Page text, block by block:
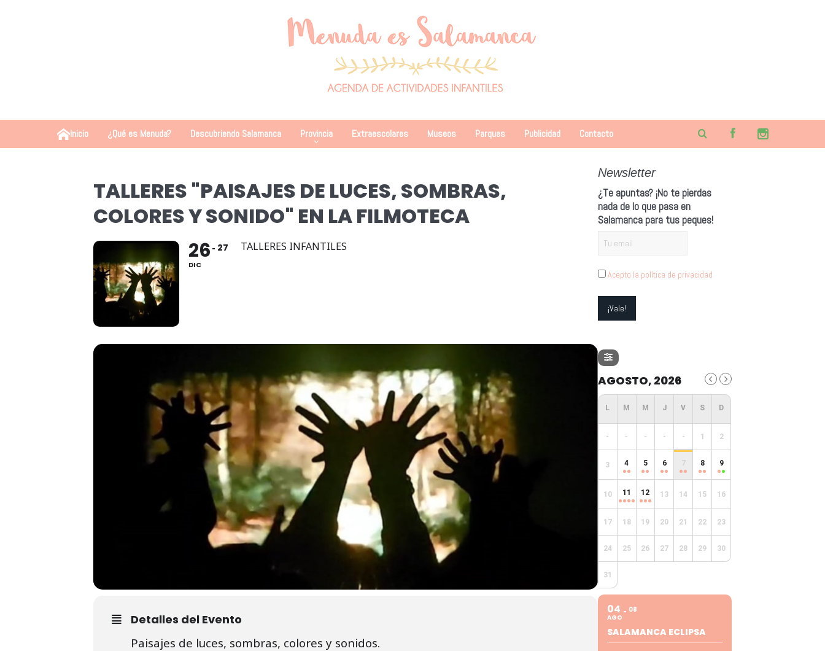
Inicio ¿Qué es Menuda? Descubriendo Salamanca Provincia Extraescolares Museos Parques Publicidad Contacto
TALLERES "PAISAJES DE LUCES, SOMBRAS,
COLORES Y SONIDO" EN LA FILMOTECA
26
DIC
27 TALLERES INFANTILES
Detalles del Evento
Paisajes de luces, sombras, colores y sonidos.
Newsletter
¿Te apuntas? ¡No te pierdas
nada de lo que pasa en
Salamanca para tus peques!
Acepto la política de privacidad
AGOSTO, 2026
- - - - - 1 2
3 4 5 6 7 8 9
10 11 12 13 14 15 16
17 18 19 20 21 22 23
24 25 26 27 28 29 30
31
04
AGO
08
SALAMANCA ECLIPSA